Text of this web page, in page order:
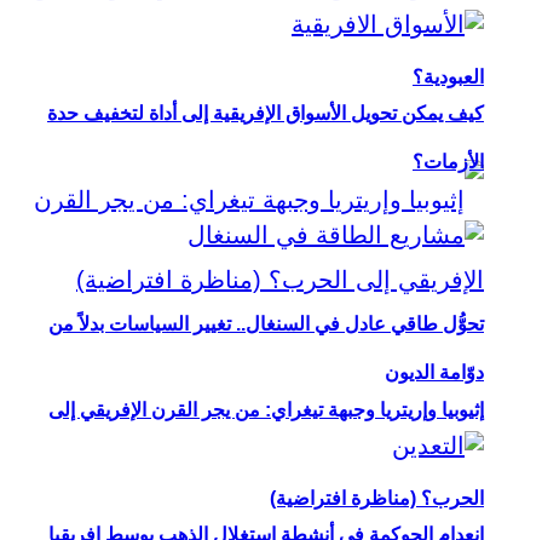
العبودية؟
إثيوبيا وإريتريا وجبهة تيغراي: من يجر القرن الإفريقي إلى
الحرب؟ (مناظرة افتراضية)
كيف يمكن تحويل الأسواق الإفريقية إلى أداة لتخفيف حدة
الأزمات؟
تحوُّل طاقي عادل في السنغال.. تغيير السياسات بدلاً من
دوّامة الديون
انعدام الحوكمة في أنشطة استغلال الذهب بوسط إفريقيا